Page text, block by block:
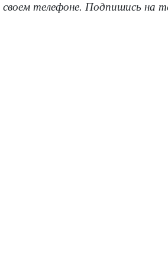
телефоне. Подпишись на